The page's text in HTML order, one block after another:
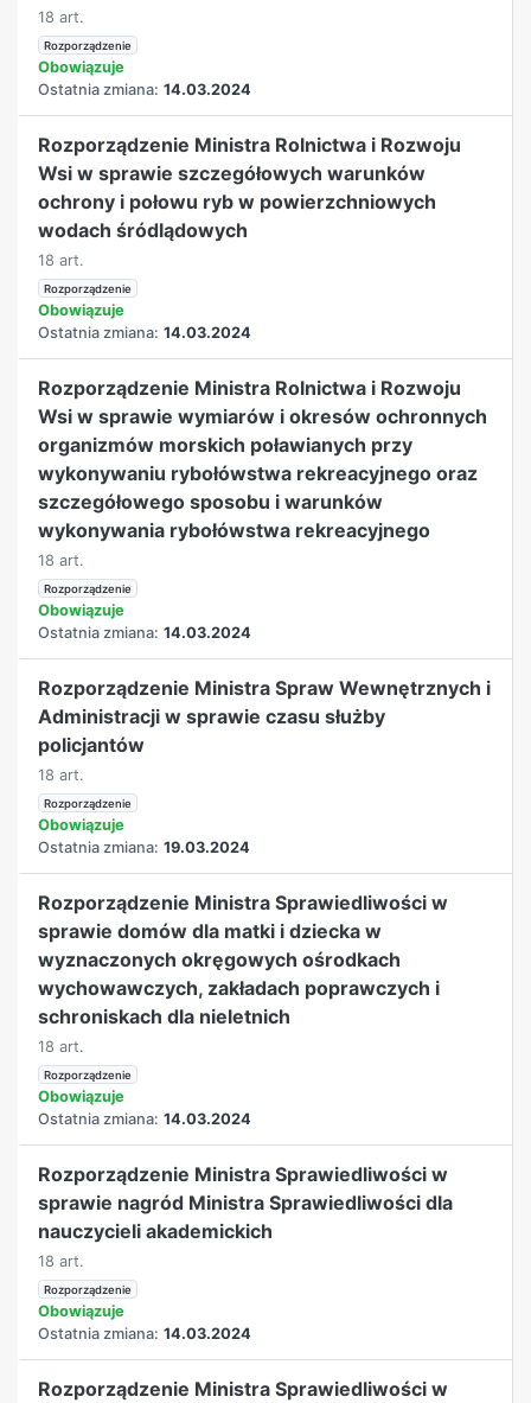
18 art.
Rozporządzenie
Obowiązuje
Ostatnia zmiana: 14.03.2024
Rozporządzenie Ministra Rolnictwa i Rozwoju
Wsi w sprawie szczegółowych warunków
ochrony i połowu ryb w powierzchniowych
wodach śródlądowych
18 art.
Rozporządzenie
Obowiązuje
Ostatnia zmiana: 14.03.2024
Rozporządzenie Ministra Rolnictwa i Rozwoju
Wsi w sprawie wymiarów i okresów ochronnych
organizmów morskich poławianych przy
wykonywaniu rybołówstwa rekreacyjnego oraz
szczegółowego sposobu i warunków
wykonywania rybołówstwa rekreacyjnego
18 art.
Rozporządzenie
Obowiązuje
Ostatnia zmiana: 14.03.2024
Rozporządzenie Ministra Spraw Wewnętrznych i
Administracji w sprawie czasu służby
policjantów
18 art.
Rozporządzenie
Obowiązuje
Ostatnia zmiana: 19.03.2024
Rozporządzenie Ministra Sprawiedliwości w
sprawie domów dla matki i dziecka w
wyznaczonych okręgowych ośrodkach
wychowawczych, zakładach poprawczych i
schroniskach dla nieletnich
18 art.
Rozporządzenie
Obowiązuje
Ostatnia zmiana: 14.03.2024
Rozporządzenie Ministra Sprawiedliwości w
sprawie nagród Ministra Sprawiedliwości dla
nauczycieli akademickich
18 art.
Rozporządzenie
Obowiązuje
Ostatnia zmiana: 14.03.2024
Rozporządzenie Ministra Sprawiedliwości w